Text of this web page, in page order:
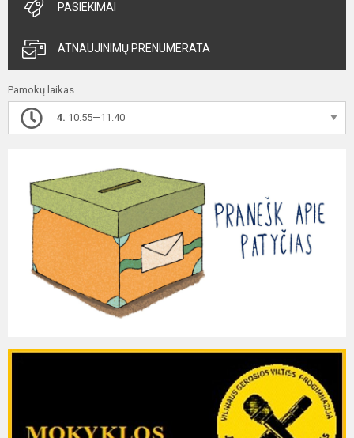
PASIEKIMAI
ATNAUJINIMŲ PRENUMERATA
Pamokų laikas
4. 10.55—11.40